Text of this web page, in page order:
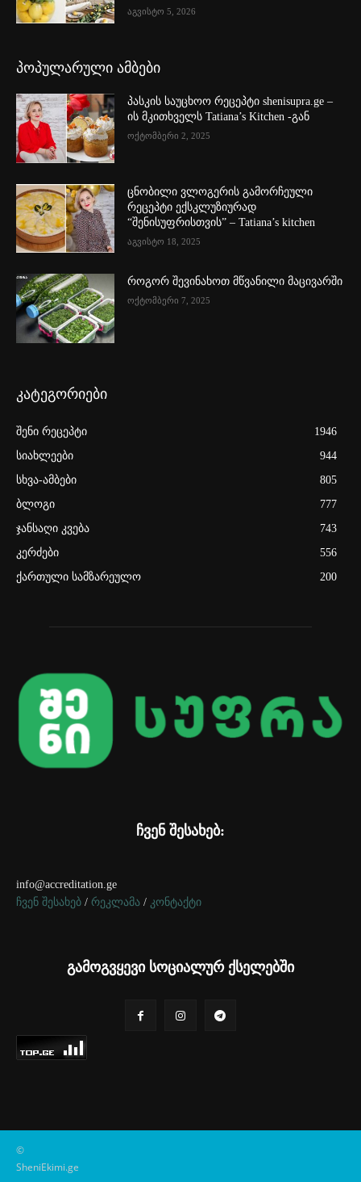
აგვისტო 5, 2026
პოპულარული ამბები
პასკის საუცხოო რეცეპტი shenisupra.ge –
ის მკითხველს Tatiana’s Kitchen -გან
ოქტომბერი 2, 2025
ცნობილი ვლოგერის გამორჩეული
რეცეპტი ექსკლუზიურად
“შენისუფრისთვის” – Tatiana’s kitchen
აგვისტო 18, 2025
როგორ შევინახოთ მწვანილი მაცივარში
ოქტომბერი 7, 2025
კატეგორიები
შენი რეცეპტი
1946
სიახლეები
944
სხვა-ამბები
805
ბლოგი
777
ჯანსაღი კვება
743
კერძები
556
ქართული სამზარეულო
200
ჩვენ შესახებ:
info@accreditation.ge
ჩვენ შესახებ / რეკლამა / კონტაქტი
გამოგვყევი სოციალურ ქსელებში
©
SheniEkimi.ge